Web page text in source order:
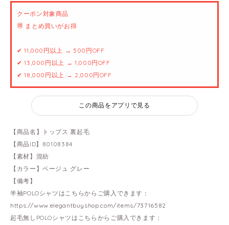
クーポン対象商品
🉐 まとめ買いがお得
✔ 11,000円以上 → 500円OFF
✔ 13,000円以上 → 1,000円OFF
✔ 18,000円以上 → 2,000円OFF
この商品をアプリで見る
【商品名】トップス 裏起毛
【商品ID】80108384
【素材】混紡
【カラー】ベージュ グレー
【備考】
半袖POLOシャツはこちらからご購入できます：
https://www.elegantbuyshop.com/items/73716582
起毛無しPOLOシャツはこちらからご購入できます：